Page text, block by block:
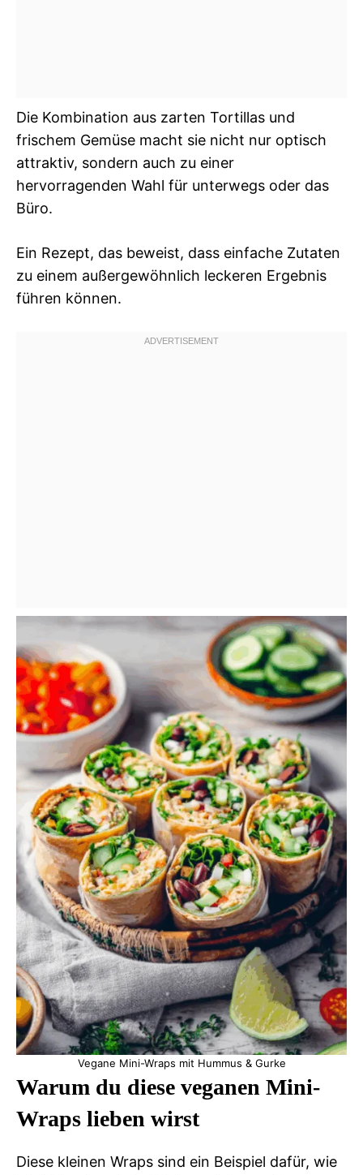
Die Kombination aus zarten Tortillas und
frischem Gemüse macht sie nicht nur optisch
attraktiv, sondern auch zu einer
hervorragenden Wahl für unterwegs oder das
Büro.
Ein Rezept, das beweist, dass einfache Zutaten
zu einem außergewöhnlich leckeren Ergebnis
führen können.
Vegane Mini-Wraps mit Hummus & Gurke
Warum du diese veganen Mini-
Wraps lieben wirst
Diese kleinen Wraps sind ein Beispiel dafür, wie